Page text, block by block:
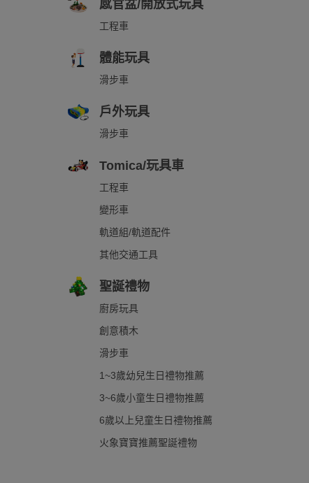
感官盆/開放式玩具
工程車
體能玩具
滑步車
戶外玩具
滑步車
Tomica/玩具車
工程車
變形車
軌道組/軌道配件
其他交通工具
聖誕禮物
廚房玩具
創意積木
滑步車
1~3歲幼兒生日禮物推薦
3~6歲小童生日禮物推薦
6歲以上兒童生日禮物推薦
火象寶寶推薦聖誕禮物